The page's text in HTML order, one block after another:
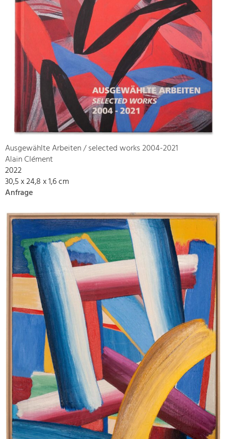
Ausgewählte Arbeiten / selected works 2004-2021
Alain Clément
2022
30,5 x 24,8 x 1,6 cm
Anfrage